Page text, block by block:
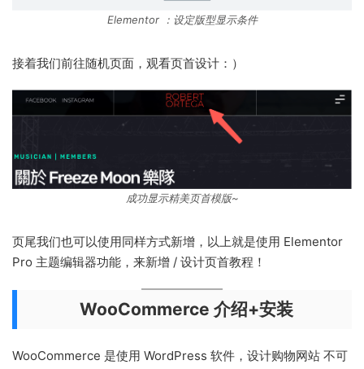
Elementor ：设定版型显示条件
接着我们前往随机页面，观看页首设计：）
成功显示精美页首模版~
页尾我们也可以使用同样方式新增，以上就是使用 Elementor
Pro 主题编辑器功能，来新增 / 设计页首教程！
WooCommerce 介绍+安装
WooCommerce 是使用 WordPress 软件，设计购物网站 不可